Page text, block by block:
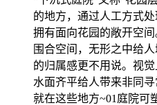
的地方，通过人工方式
拥有面向花园的敞开空
围合空间，无形之中给
的归属感更不用说。视
水面齐平给人带来非同
就在这些地方~01庭院可